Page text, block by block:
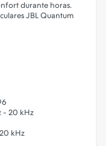
durante horas.
JBL Quantum
- 20 kHz
kHz